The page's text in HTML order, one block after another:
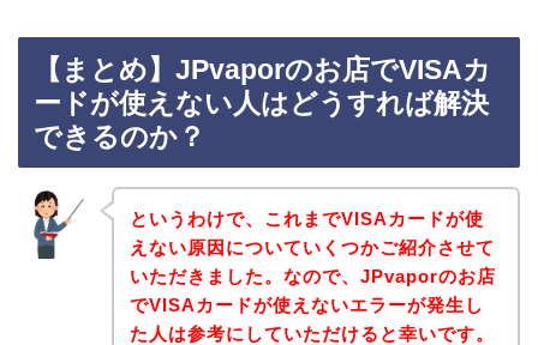
【まとめ】JPvaporのお店でVISAカ
ードが使えない人はどうすれば解決
できるのか？
というわけで、これまでVISAカードが使
えない原因についていくつかご紹介させて
いただきました。なので、JPvaporのお店
でVISAカードが使えないエラーが発生し
た人は参考にしていただけると幸いです。